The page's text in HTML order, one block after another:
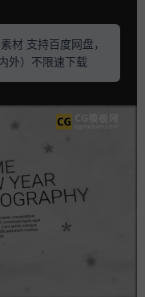
材 支持百度网盘，
外）不限速下载